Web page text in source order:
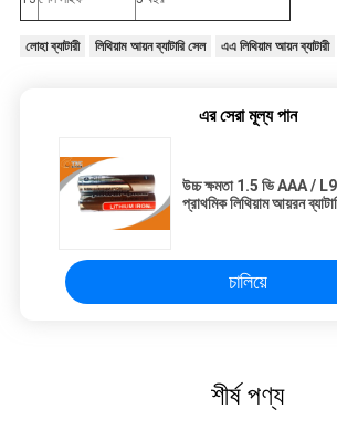
লোহা ব্যাটারী লিথিয়াম আয়ন ব্যাটারি সেল এএ লিথিয়াম আয়ন ব্যাটারী
এর সেরা মূল্য পান
উচ্চ ক্ষমতা 1.5 ভি AAA /
প্রাথমিক লিথিয়াম আয়রন
চালিয়ে
শীর্ষ পণ্য